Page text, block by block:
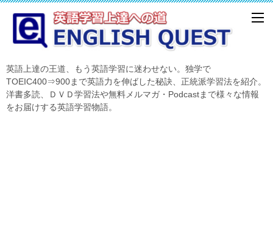
英語上達の王道、もう英語学習に迷わせない。独学で
TOEIC400⇒900まで英語力を伸ばした秘訣、正統派学習法を紹介。
洋書多読、ＤＶＤ学習法や無料メルマガ・Podcastまで様々な情報
をお届けする英語学習物語。